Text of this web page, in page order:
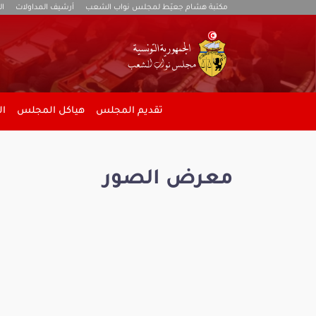
مكتبة هشام جعيّط لمجلس نواب الشعب أرشيف المداولات
تقديم المجلس هياكل المجلس
معرض الصور